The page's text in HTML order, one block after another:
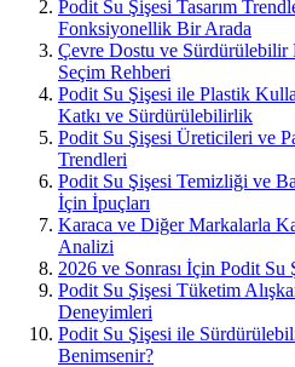
Podit Su Şişesi Tasarım
Fonksiyonellik Bir Arada
Çevre Dostu ve Sürdürülebilir
Seçim Rehberi
Podit Su Şişesi ile Plastik
Katkı ve Sürdürülebilirlik
Podit Su Şişesi Üreticileri ve
Trendleri
Podit Su Şişesi Temizliği ve
İçin İpuçları
Karaca ve Diğer Markalarla
Analizi
2026 ve Sonrası İçin Podit
Podit Su Şişesi Tüketim
Deneyimleri
Podit Su Şişesi ile
Benimsenir?